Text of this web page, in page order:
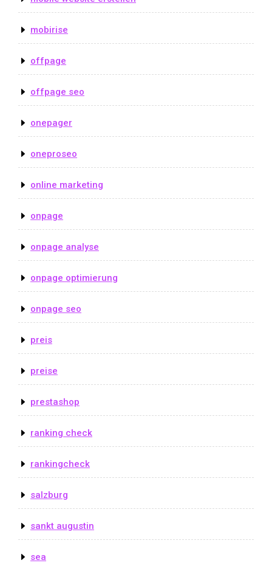
mobirise
offpage
offpage seo
onepager
oneproseo
online marketing
onpage
onpage analyse
onpage optimierung
onpage seo
preis
preise
prestashop
ranking check
rankingcheck
salzburg
sankt augustin
sea